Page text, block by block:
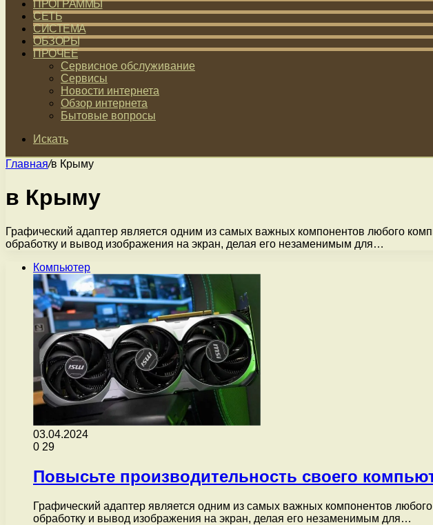
ПРОГРАММЫ
СЕТЬ
СИСТЕМА
ОБЗОРЫ
ПРОЧЕЕ
Сервисное обслуживание
Сервисы
Новости интернета
Обзор интернета
Бытовые вопросы
Искать
Главная/в Крыму
в Крыму
Графический адаптер является одним из самых важных компонентов любого
обработку и вывод изображения на экран, делая его незаменимым для…
Компьютер
03.04.2024
0 29
Повысьте производительность своего
Графический адаптер является одним из самых важных компонентов
обработку и вывод изображения на экран, делая его незаменимым для…